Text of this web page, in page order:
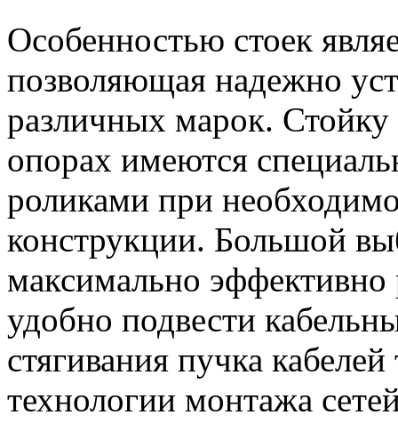
Особенностью стоек
позволяющая надежно
различных марок.
опорах имеются
роликами при
конструкции. Большой
максимально эффективно
удобно подвести
стягивания пучка
технологии монтажа